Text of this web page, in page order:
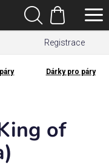
Registrace
Hledat
Nákupní
košík
Dárky pro páry
of